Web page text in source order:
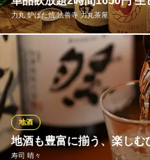
大阪メトロ千日前線なんば
大阪府大阪市中央区難波5-1-18 高島屋
力丸 炉ばた焼 法善寺 力丸茶屋
全国から厳選した地酒や日本
けます。【秋田】北秋田にご
少年、【埼玉】米一途、【奈
た焼きと相性抜群の銘柄をラ
波での梯子酒・2軒目利用にも
力丸 炉ばた焼 法善寺 力丸
地酒も豊富に揃う、楽しむ
寿司 晴々
地酒